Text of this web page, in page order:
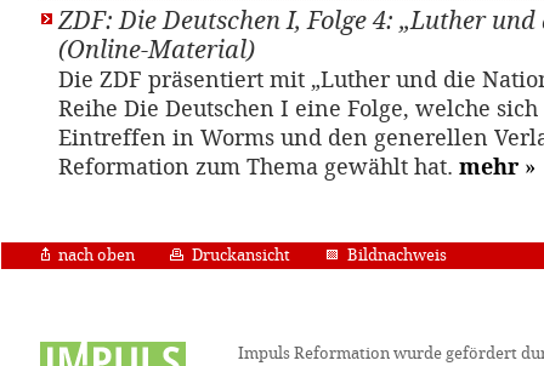
ZDF: Die Deutschen I, Folge 4: „Luther
(Online-Material)
Die ZDF präsentiert mit „Luther und die
Reihe Die Deutschen I eine Folge, welche
Eintreffen in Worms und den generellen
Reformation zum Thema gewählt hat. mehr »
nach oben Druckansicht Bildnachweis
Impuls Reformation wurde gefördert